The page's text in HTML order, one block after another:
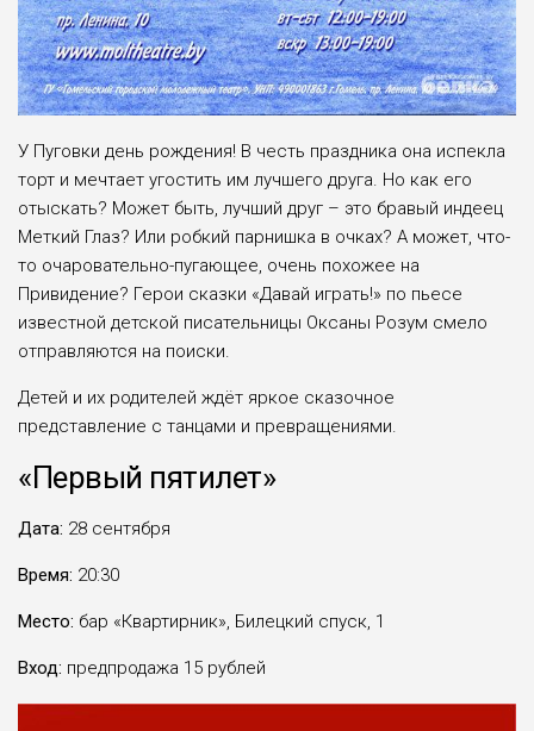
У Пуговки день рождения! В честь праздника она испекла
торт и мечтает угостить им лучшего друга. Но как его
отыскать? Может быть, лучший друг – это бравый индеец
Меткий Глаз? Или робкий парнишка в очках? А может, что-
то очаровательно-пугающее, очень похожее на
Привидение? Герои сказки «Давай играть!» по пьесе
известной детской писательницы Оксаны Розум смело
отправляются на поиски.
Детей и их родителей ждёт яркое сказочное
представление с танцами и превращениями.
«Первый пятилет»
Дата: 28 сентября
Время: 20:30
Место: бар «Квартирник», Билецкий спуск, 1
Вход: предпродажа 15 рублей